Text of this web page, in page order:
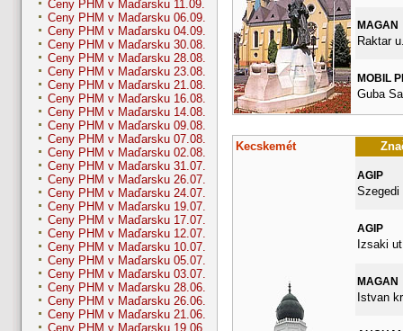
Ceny PHM v Maďarsku 11.09.
Ceny PHM v Maďarsku 06.09.
Ceny PHM v Maďarsku 04.09.
Ceny PHM v Maďarsku 30.08.
Ceny PHM v Maďarsku 28.08.
Ceny PHM v Maďarsku 23.08.
Ceny PHM v Maďarsku 21.08.
Ceny PHM v Maďarsku 16.08.
Ceny PHM v Maďarsku 14.08.
Ceny PHM v Maďarsku 09.08.
Ceny PHM v Maďarsku 07.08.
Ceny PHM v Maďarsku 02.08.
Ceny PHM v Maďarsku 31.07.
Ceny PHM v Maďarsku 26.07.
Ceny PHM v Maďarsku 24.07.
Ceny PHM v Maďarsku 19.07.
Ceny PHM v Maďarsku 17.07.
Ceny PHM v Maďarsku 12.07.
Ceny PHM v Maďarsku 10.07.
Ceny PHM v Maďarsku 05.07.
Ceny PHM v Maďarsku 03.07.
Ceny PHM v Maďarsku 28.06.
Ceny PHM v Maďarsku 26.06.
Ceny PHM v Maďarsku 21.06.
Ceny PHM v Maďarsku 19.06.
MAGAN
Raktar
MOBIL
Guba
Kecskemét
AGIP
Szegedi
AGIP
Izsaki
MAGAN
Istvan